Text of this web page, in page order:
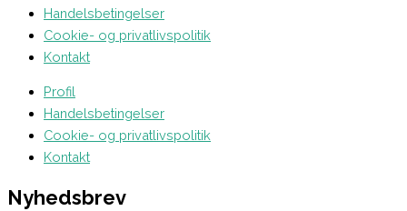
Handelsbetingelser
Cookie- og privatlivspolitik
Kontakt
Profil
Handelsbetingelser
Cookie- og privatlivspolitik
Kontakt
Nyhedsbrev